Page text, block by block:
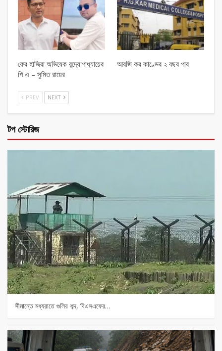
ফের হাজিরা অভিষেক বন্দ্যোপাধ্যায়ের
পি এ – সুমিত রায়ের
আরজি কর কাণ্ডের ২ বছর পার
PREV NEXT
টপ স্টোরিজ
সীমান্তে মধ্যরাতে গুলির শব্দ, বিএসএফের…